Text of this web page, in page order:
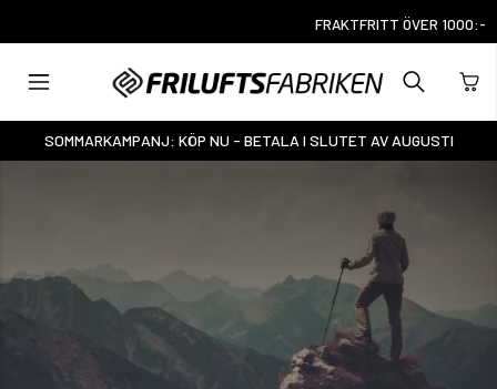
FRAKTFRITT ÖVER 1000:-
SOMMARKAMPANJ: KÖP NU - BETALA I SLUTET AV AUGUSTI